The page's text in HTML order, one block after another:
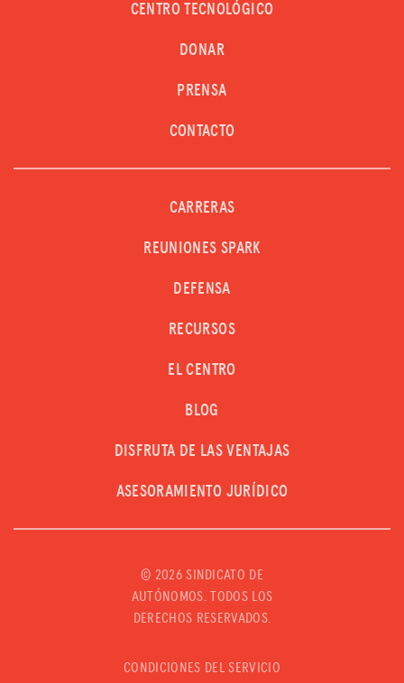
CENTRO TECNOLÓGICO
DONAR
PRENSA
CONTACTO
CARRERAS
REUNIONES SPARK
DEFENSA
RECURSOS
EL CENTRO
BLOG
DISFRUTA DE LAS VENTAJAS
ASESORAMIENTO JURÍDICO
© 2026 SINDICATO DE
AUTÓNOMOS. TODOS LOS
DERECHOS RESERVADOS.
CONDICIONES DEL SERVICIO